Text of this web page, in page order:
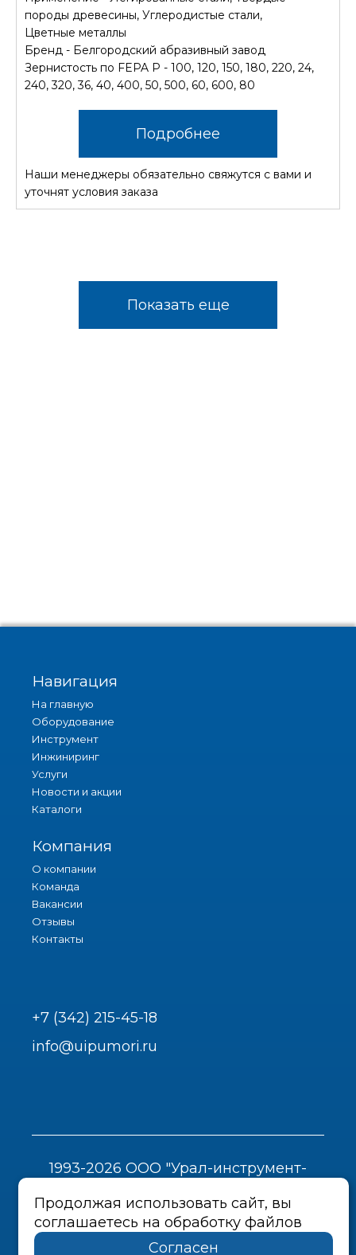
породы древесины, Углеродистые стали,
Цветные металлы
Бренд - Белгородский абразивный завод
Зернистость по FEPA P - 100, 120, 150, 180, 220, 24,
240, 320, 36, 40, 400, 50, 500, 60, 600, 80
Подробнее
Наши менеджеры обязательно свяжутся с вами и
уточнят условия заказа
Показать еще
Навигация
На главную
Оборудование
Инструмент
Инжиниринг
Услуги
Новости и акции
Каталоги
Компания
О компании
Команда
Вакансии
Отзывы
Контакты
+7 (342) 215-45-18
info@uipumori.ru
1993-2026 ООО "Урал-инструмент-
Политика конфиденциальности
Продолжая использовать сайт, вы
соглашаетесь на обработку файлов
Согласен